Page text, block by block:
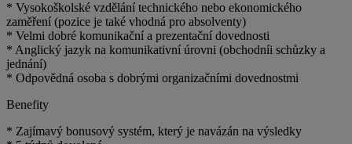
* Vysokoškolské vzdělání technického nebo ekonomického
zaměření (pozice je také vhodná pro absolventy)
* Velmi dobré komunikační a prezentační dovednosti
* Anglický jazyk na komunikativní úrovni (obchodníi schůzky a
jednání)
* Odpovědná osoba s dobrými organizačními dovednostmi
Benefity
* Zajímavý bonusový systém, který je navázán na výsledky